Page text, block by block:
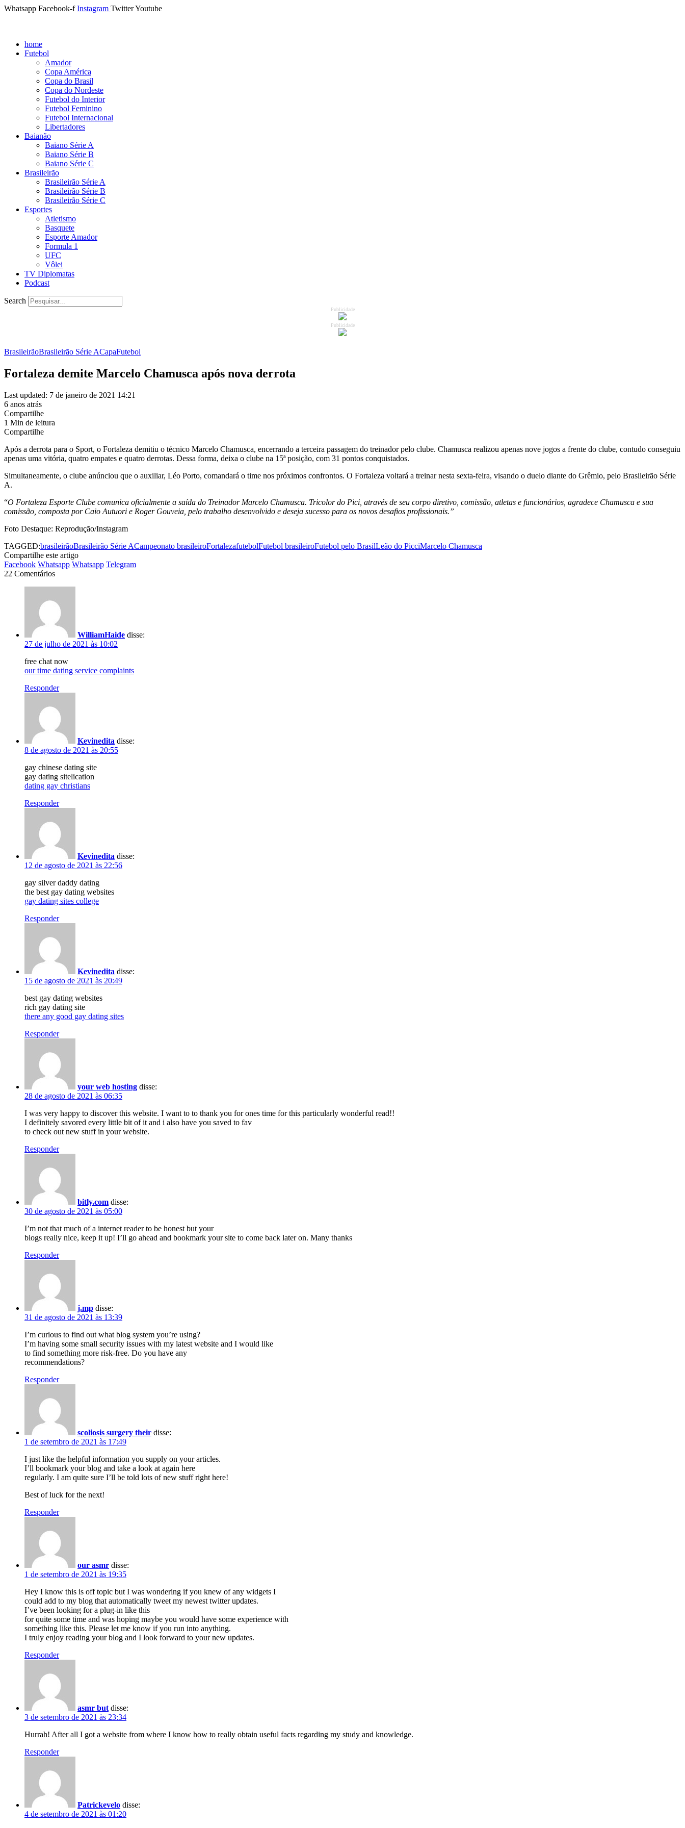
Whatsapp Facebook-f Instagram TwitterYoutube
home
Futebol
Amador
Copa América
Copa do Brasil
Copa do Nordeste
Futebol do Interior
Futebol Feminino
Futebol Internacional
Libertadores
Baianão
Baiano Série A
Baiano Série B
Baiano Série C
Brasileirão
Brasileirão Série A
Brasileirão Série B
Brasileirão Série C
Esportes
Atletismo
Basquete
Esporte Amador
Formula 1
UFC
Vôlei
TV Diplomatas
Podcast
Search
Publicidade
Publicidade
BrasileirãoBrasileirão Série ACapaFutebol
Fortaleza demite Marcelo Chamusca após nova derrota
Last updated: 7 de janeiro de 2021 14:21
6 anos atrás
Compartilhe
1 Min de leitura
Compartilhe
Após a derrota para o Sport, o Fortaleza demitiu o técnico Marcelo Chamusca, encerrando a terceira passagem do treinador pelo clube. Chamusca realizou apenas nove jogos a frente do clube, contudo conseguiu
apenas uma vitória, quatro empates e quatro derrotas. Dessa forma, deixa o clube na 15ª posição, com 31 pontos conquistados.
Simultaneamente, o clube anúnciou que o auxiliar, Léo Porto, comandará o time nos próximos confrontos. O Fortaleza voltará a treinar nesta sexta-feira, visando o duelo diante do Grêmio, pelo Brasileirão Série
A.
“O Fortaleza Esporte Clube comunica oficialmente a saída do Treinador Marcelo Chamusca. Tricolor do Pici, através de seu corpo diretivo, comissão, atletas e funcionários, agradece Chamusca e sua
comissão, composta por Caio Autuori e Roger Gouveia, pelo trabalho desenvolvido e deseja sucesso para os novos desafios profissionais.”
Foto Destaque: Reprodução/Instagram
TAGGED:brasileirãoBrasileirão Série ACampeonato brasileiroFortalezafutebolFutebol brasileiroFutebol pelo BrasilLeão do PicciMarcelo Chamusca
Compartilhe este artigo
Facebook Whatsapp Whatsapp Telegram
22 Comentários
WilliamHaide disse:
27 de julho de 2021 às 10:02
free chat now
our time dating service complaints
Responder
Kevinedita disse:
8 de agosto de 2021 às 20:55
gay chinese dating site
gay dating sitelication
dating gay christians
Responder
Kevinedita disse:
12 de agosto de 2021 às 22:56
gay silver daddy dating
the best gay dating websites
gay dating sites college
Responder
Kevinedita disse:
15 de agosto de 2021 às 20:49
best gay dating websites
rich gay dating site
there any good gay dating sites
Responder
your web hosting disse:
28 de agosto de 2021 às 06:35
I was very happy to discover this website. I want to to thank you for ones time for this particularly wonderful read!!
I definitely savored every little bit of it and i also have you saved to fav
to check out new stuff in your website.
Responder
bitly.com disse:
30 de agosto de 2021 às 05:00
I’m not that much of a internet reader to be honest but your
blogs really nice, keep it up! I’ll go ahead and bookmark your site to come back later on. Many thanks
Responder
j.mp disse:
31 de agosto de 2021 às 13:39
I’m curious to find out what blog system you’re using?
I’m having some small security issues with my latest website and I would like
to find something more risk-free. Do you have any
recommendations?
Responder
scoliosis surgery their disse:
1 de setembro de 2021 às 17:49
I just like the helpful information you supply on your articles.
I’ll bookmark your blog and take a look at again here
regularly. I am quite sure I’ll be told lots of new stuff right here!
Best of luck for the next!
Responder
our asmr disse:
1 de setembro de 2021 às 19:35
Hey I know this is off topic but I was wondering if you knew of any widgets I
could add to my blog that automatically tweet my newest twitter updates.
I’ve been looking for a plug-in like this
for quite some time and was hoping maybe you would have some experience with
something like this. Please let me know if you run into anything.
I truly enjoy reading your blog and I look forward to your new updates.
Responder
asmr but disse:
3 de setembro de 2021 às 23:34
Hurrah! After all I got a website from where I know how to really obtain useful facts regarding my study and knowledge.
Responder
Patrickevelo disse:
4 de setembro de 2021 às 01:20